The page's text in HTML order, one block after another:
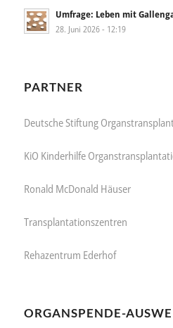
Umfrage: Leben mit
28. Juni 2026 - 12:19
PARTNER
Deutsche Stiftung
KiO Kinderhilfe
Ronald McDonald Häuser
Transplantationszentren
Rehazentrum Ederhof
ORGANSPENDE-